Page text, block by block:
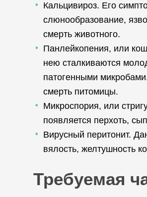
Кальцивироз. Его
слюнообразование,
смерть животного.
Панлейкопения, или
нею сталкиваются
патогенными
смерть питомицы.
Микроспория, или
появляется перхоть,
Вирусный перитонит.
вялость, желтушность
Требуемая